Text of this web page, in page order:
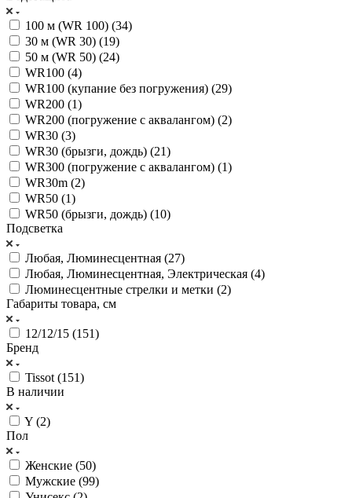
100 м (WR 100) (34)
30 м (WR 30) (19)
50 м (WR 50) (24)
WR100 (4)
WR100 (купание без погружения) (29)
WR200 (1)
WR200 (погружение с аквалангом) (2)
WR30 (3)
WR30 (брызги, дождь) (21)
WR300 (погружение с аквалангом) (1)
WR30m (2)
WR50 (1)
WR50 (брызги, дождь) (10)
Подсветка
Любая, Люминесцентная (27)
Любая, Люминесцентная, Электрическая (4)
Люминесцентные стрелки и метки (2)
Габариты товара, см
12/12/15 (151)
Бренд
Tissot (151)
В наличии
Y (2)
Пол
Женские (50)
Мужские (99)